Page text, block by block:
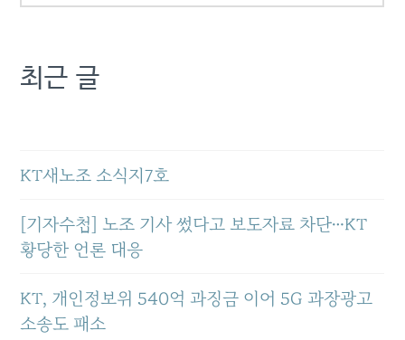
최근 글
KT새노조 소식지7호
[기자수첩] 노조 기사 썼다고 보도자료 차단…KT
황당한 언론 대응
KT, 개인정보위 540억 과징금 이어 5G 과장광고
소송도 패소